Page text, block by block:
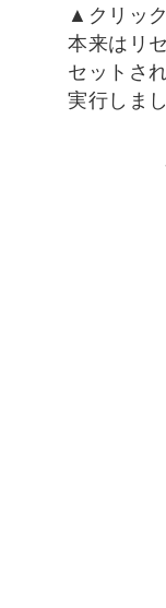
▲クリッ
本来はリ
セットさ
実行しま